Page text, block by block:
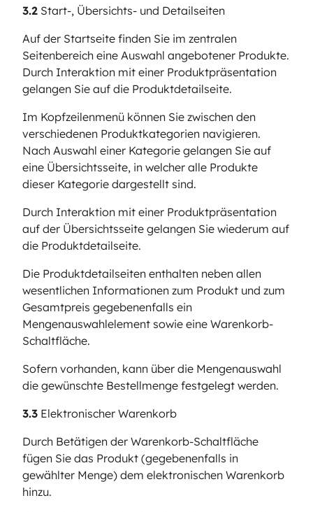
3.2 Start-, Übersichts- und Detailseiten
Auf der Startseite finden Sie im zentralen
Seitenbereich eine Auswahl angebotener Produkte.
Durch Interaktion mit einer Produktpräsentation
gelangen Sie auf die Produktdetailseite.
Im Kopfzeilenmenü können Sie zwischen den
verschiedenen Produktkategorien navigieren.
Nach Auswahl einer Kategorie gelangen Sie auf
eine Übersichtsseite, in welcher alle Produkte
dieser Kategorie dargestellt sind.
Durch Interaktion mit einer Produktpräsentation
auf der Übersichtsseite gelangen Sie wiederum auf
die Produktdetailseite.
Die Produktdetailseiten enthalten neben allen
wesentlichen Informationen zum Produkt und zum
Gesamtpreis gegebenenfalls ein
Mengenauswahlelement sowie eine Warenkorb-
Schaltfläche.
Sofern vorhanden, kann über die Mengenauswahl
die gewünschte Bestellmenge festgelegt werden.
3.3 Elektronischer Warenkorb
Durch Betätigen der Warenkorb-Schaltfläche
fügen Sie das Produkt (gegebenenfalls in
gewählter Menge) dem elektronischen Warenkorb
hinzu.